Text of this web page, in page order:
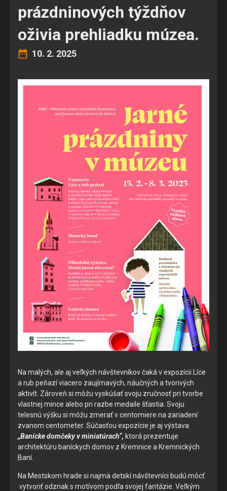
prázdninových týždňov
oživia prehliadku múzea.
10. 2. 2025
Na malých, ale aj veľkých návštevníkov čaká v expozícii Líce
a rub peňazí viacero zaujímavých, náučných a tvorivých
aktivít. Zároveň si môžu vyskúšať svoju zručnosť pri tvorbe
vlastnej mince alebo pri razbe medaile šťastia. Svoju
telesnú výšku si môžu zmerať v centomiere na zariadení
zvanom centometer. Súčasťou expozície je aj výstava
„Banícke domčeky v miniatúrach“, ktorá prezentuje
architektúru baníckych domov z Kremnice a Kremnických
Baní.
Na Mestskom hrade si najmä detskí návštevníci budú môcť
vytvoriť odznak s motívom podľa svojej fantázie. Veľkým
Cookies sú malé súbory, ktoré sa dočasne ukladajú vo vašom